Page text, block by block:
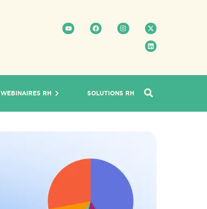
WEBINAIRES RH SOLUTIONS RH